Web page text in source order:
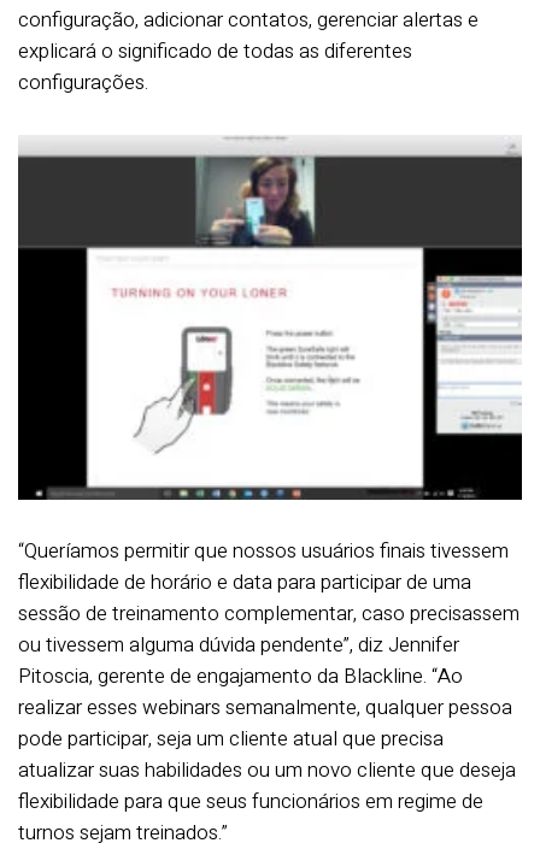
configuração, adicionar contatos, gerenciar alertas e
explicará o significado de todas as diferentes
configurações.
“Queríamos permitir que nossos usuários finais tivessem
flexibilidade de horário e data para participar de uma
sessão de treinamento complementar, caso precisassem
ou tivessem alguma dúvida pendente”, diz Jennifer
Pitoscia, gerente de engajamento da Blackline. “Ao
realizar esses webinars semanalmente, qualquer pessoa
pode participar, seja um cliente atual que precisa
atualizar suas habilidades ou um novo cliente que deseja
flexibilidade para que seus funcionários em regime de
turnos sejam treinados.”